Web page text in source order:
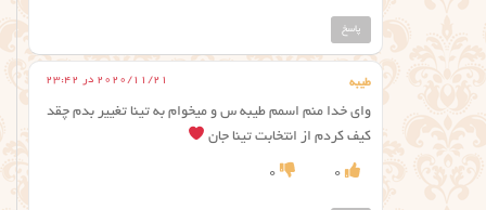
پاسخ
طیبه 2020/11/21 در 23:42
وای خدا منم اسمم طیبه س و میخوام به تینا تغییر بدم چقد
کیف کردم از انتخابت تینا جان
0
0